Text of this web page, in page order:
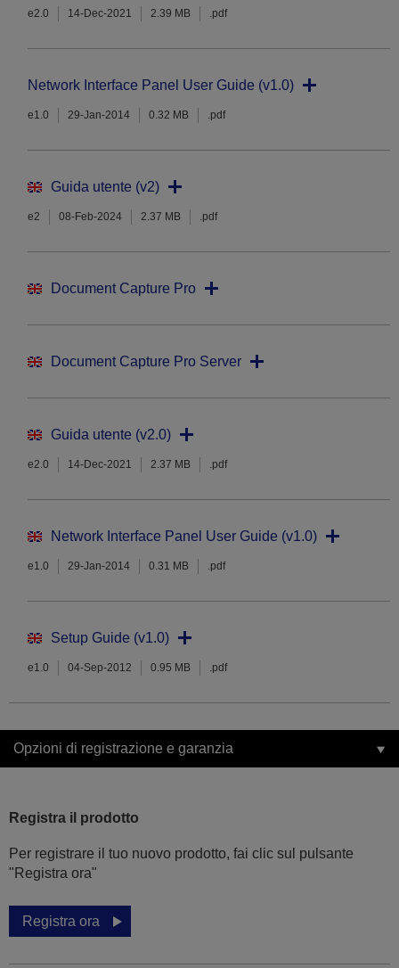
e2.0 14-Dec-2021 2.39 MB .pdf
Network Interface Panel User Guide (v1.0)
e1.0 29-Jan-2014 0.32 MB .pdf
Guida utente (v2)
e2 08-Feb-2024 2.37 MB .pdf
Document Capture Pro
Document Capture Pro Server
Guida utente (v2.0)
e2.0 14-Dec-2021 2.37 MB .pdf
Network Interface Panel User Guide (v1.0)
e1.0 29-Jan-2014 0.31 MB .pdf
Setup Guide (v1.0)
e1.0 04-Sep-2012 0.95 MB .pdf
Opzioni di registrazione e garanzia
Registra il prodotto
Per registrare il tuo nuovo prodotto, fai clic sul pulsante
"Registra ora"
Registra ora